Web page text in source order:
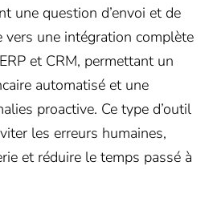
une question d’envoi et de
vers une intégration complète
et CRM, permettant un
automatisé et une
proactive. Ce type d’outil
les erreurs humaines,
et réduire le temps passé à